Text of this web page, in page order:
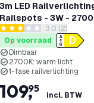
verlanglijst
3m LED
Railspots - 3W -
Dimbaar - 1-Fase
Railsysteem - Zwart
reviews
3 score sterren3.0 (2)
Op voorraad
Dimbaar
2700K: warm licht
1-fase railverlichting
109,
95
incl. BTW